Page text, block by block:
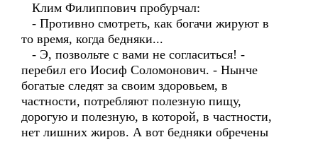
Клим Филиппович пробурчал:
- Противно смотреть, как богачи жируют в
то время, когда бедняки...
- Э, позвольте с вами не согласиться! -
перебил его Иосиф Соломонович. - Нынче
богатые следят за своим здоровьем, в
частности, потребляют полезную пищу,
дорогую и полезную, в которой, в частности,
нет лишних жиров. А вот бедняки обречены